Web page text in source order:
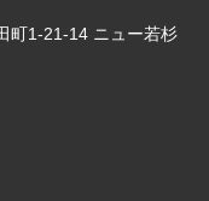
町1-21-14 ニュー若杉